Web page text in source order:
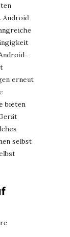
Android
erneut
bieten
selbst